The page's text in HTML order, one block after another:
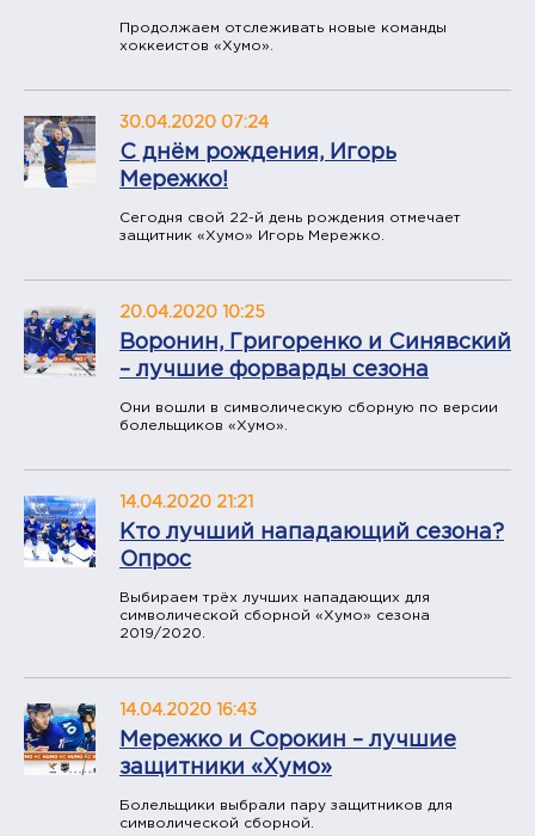
Продолжаем отслеживать новые команды
хоккеистов «Хумо».
30.04.2020 07:24
​С днём рождения, Игорь
Мережко!
Сегодня свой 22-й день рождения отмечает
защитник «Хумо» Игорь Мережко.
20.04.2020 10:25
Воронин, Григоренко и Синявский
– лучшие форварды сезона
Они вошли в символическую сборную по версии
болельщиков «Хумо».
14.04.2020 21:21
Кто лучший нападающий сезона?
Опрос
Выбираем трёх лучших нападающих для
символической сборной «Хумо» сезона
2019/2020.
14.04.2020 16:43
Мережко и Сорокин – лучшие
защитники «Хумо»
Болельщики выбрали пару защитников для
символической сборной.